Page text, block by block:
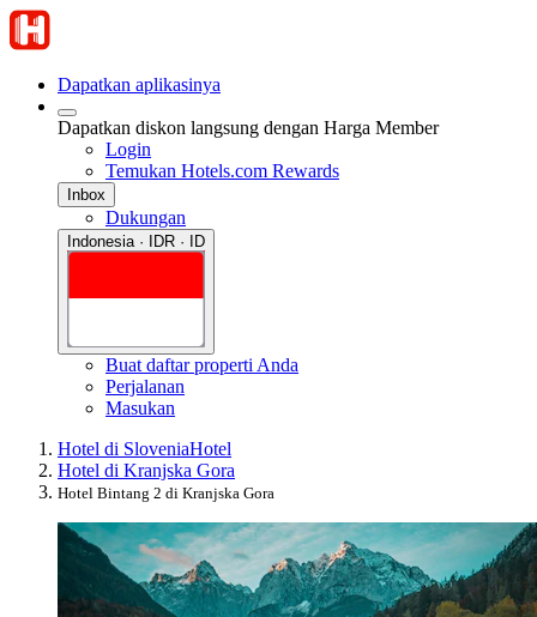
Dapatkan aplikasinya
Dapatkan diskon langsung dengan Harga Member
Login
Temukan Hotels.com Rewards
Inbox
Dukungan
Indonesia · IDR · ID
Buat daftar properti Anda
Perjalanan
Masukan
Hotel di SloveniaHotel
Hotel di Kranjska Gora
Hotel Bintang 2 di Kranjska Gora